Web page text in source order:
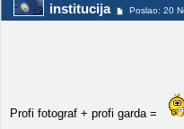
institucija Poslao: 20
Profi fotograf + profi garda =